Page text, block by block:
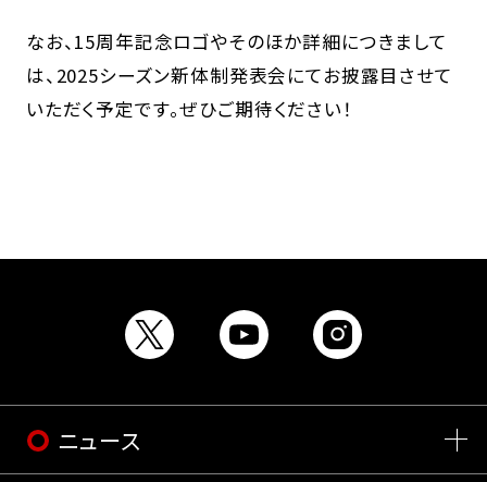
なお、15周年記念ロゴやそのほか詳細につきまして
は、2025シーズン新体制発表会にてお披露目させて
いただく予定です。ぜひご期待ください！
ニュース